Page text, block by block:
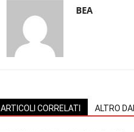
BEA
ARTICOLI CORRELATI ALTRO